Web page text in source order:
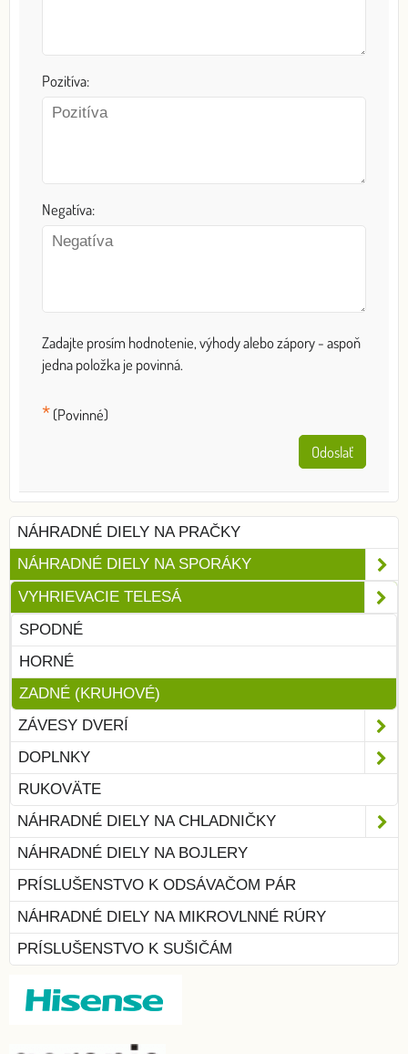
Pozitíva:
Negatíva:
Zadajte prosím hodnotenie, výhody alebo zápory - aspoň
jedna položka je povinná.
*(Povinné)
Odoslať
NÁHRADNÉ DIELY NA PRAČKY
NÁHRADNÉ DIELY NA SPORÁKY
VYHRIEVACIE TELESÁ
SPODNÉ
HORNÉ
ZADNÉ (KRUHOVÉ)
ZÁVESY DVERÍ
DOPLNKY
RUKOVÄTE
NÁHRADNÉ DIELY NA CHLADNIČKY
NÁHRADNÉ DIELY NA BOJLERY
PRÍSLUŠENSTVO K ODSÁVAČOM PÁR
NÁHRADNÉ DIELY NA MIKROVLNNÉ RÚRY
PRÍSLUŠENSTVO K SUŠIČÁM